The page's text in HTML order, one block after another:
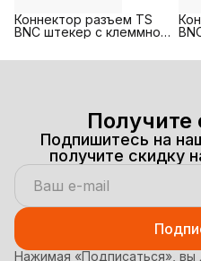
Коннектор разъем TS
BNC штекер с клеммной
Получите
Подпишитесь на
получите скидку
Нажимая «Подписаться», вы